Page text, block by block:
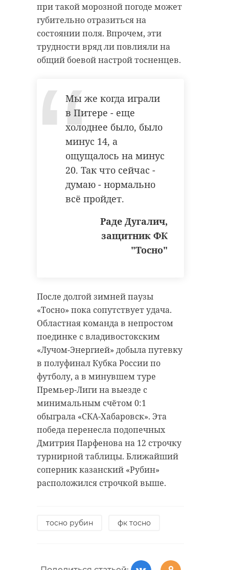
при такой морозной погоде может
губительно отразиться на
состоянии поля. Впрочем, эти
трудности вряд ли повлияли на
общий боевой настрой тосненцев.
Мы же когда играли
в Питере - еще
холоднее было, было
минус 14, а
ощущалось на минус
20. Так что сейчас -
думаю - нормально
всё пройдет.
Раде Дугалич,
защитник ФК
"Тосно"
После долгой зимней паузы
«Тосно» пока сопутствует удача.
Областная команда в непростом
поединке с владивостокским
«Лучом-Энергией» добыла путевку
в полуфинал Кубка России по
футболу, а в минувшем туре
Премьер-Лиги на выезде с
минимальным счётом 0:1
обыграла «СКА-Хабаровск». Эта
победа перенесла подопечных
Дмитрия Парфенова на 12 строчку
турнирной таблицы. Ближайший
соперник казанский «Рубин»
расположился строчкой выше.
тосно рубин фк тосно
РЕКОМЕНДУЕМ
В Белгородской
сотрудники МЧС
пришли на помо
несколько
человек из